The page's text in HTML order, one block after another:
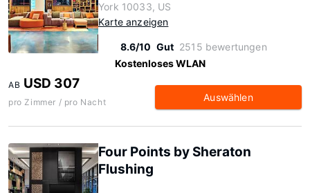
York 10033, US
Karte anzeigen
8.6/10 Gut 2515 bewertungen
Kostenloses WLAN
AB USD 307
pro Zimmer / pro Nacht Auswählen
Four Points by Sheraton
Flushing